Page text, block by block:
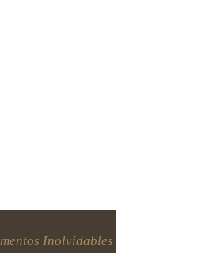
Inolvidables